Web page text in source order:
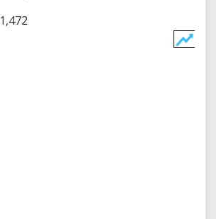
1,472